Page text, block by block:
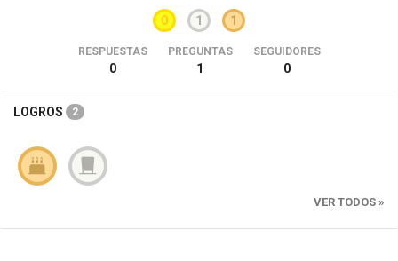
0 1 1
RESPUESTAS
0
PREGUNTAS
1
SEGUIDORES
0
LOGROS 2
VER TODOS »